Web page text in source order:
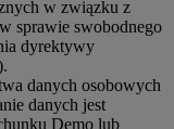
w związku z
sprawie swobodnego
dyrektywy
danych osobowych
danych jest
Demo lub